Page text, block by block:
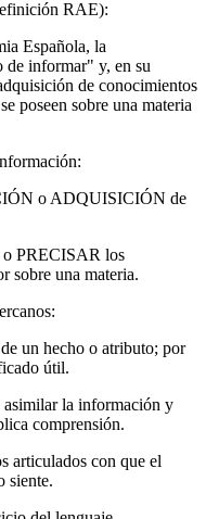
RAE):
Española, la
informar" y, en su
de conocimientos
poseen sobre una materia
o ADQUISICIÓN de
PRECISAR los
sobre una materia.
un hecho o atributo; por
útil.
la información y
comprensión.
articulados con que el
siente.